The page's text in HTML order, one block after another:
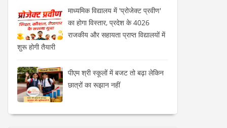
माध्यमिक विद्यालय में 'प्रोजेक्ट प्रवीण'
का होगा विस्तार, प्रदेश के 4026
राजकीय और सहायता प्राप्त विद्यालयों में
शुरू होगी तैयारी
पीएम श्री स्कूलों में बजट तो बढ़ा लेकिन
छात्रों का रूझान नहीं